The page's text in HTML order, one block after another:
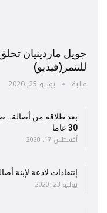
جويل ماردينيان
للتنمر(فيديو)
عالية يونيو 25, 2020
بعد طلاقه من أصالة..
30 عاما
أغسطس 17, 2020
إنتقادات لاذعة لإبنة
يوليو 23, 2020